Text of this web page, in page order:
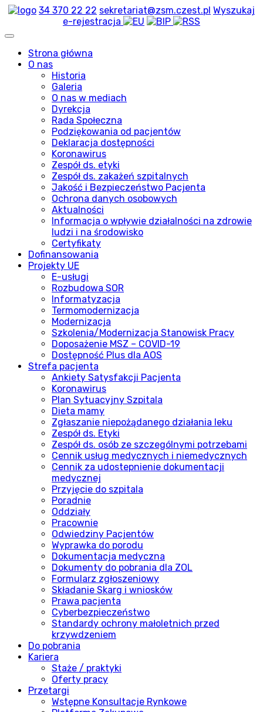
34 370 22 22 sekretariat@zsm.czest.pl Wyszukaj
e-rejestracja
Strona główna
O nas
Historia
Galeria
O nas w mediach
Dyrekcja
Rada Społeczna
Podziękowania od pacjentów
Deklaracja dostępności
Koronawirus
Zespół ds. etyki
Zespół ds. zakażeń szpitalnych
Jakość i Bezpieczeństwo Pacjenta
Ochrona danych osobowych
Aktualności
Informacja o wpływie działalności na zdrowie
ludzi i na środowisko
Certyfikaty
Dofinansowania
Projekty UE
E-usługi
Rozbudowa SOR
Informatyzacja
Termomodernizacja
Modernizacja
Szkolenia/Modernizacja Stanowisk Pracy
Doposażenie MSZ – COVID-19
Dostępność Plus dla AOS
Strefa pacjenta
Ankiety Satysfakcji Pacjenta
Koronawirus
Plan Sytuacyjny Szpitala
Dieta mamy
Zgłaszanie niepożądanego działania leku
Zespół ds. Etyki
Zespół ds. osób ze szczególnymi potrzebami
Cennik usług medycznych i niemedycznych
Cennik za udostepnienie dokumentacji
medycznej
Przyjęcie do szpitala
Poradnie
Oddziały
Pracownie
Odwiedziny Pacjentów
Wyprawka do porodu
Dokumentacja medyczna
Dokumenty do pobrania dla ZOL
Formularz zgłoszeniowy
Składanie Skarg i wniosków
Prawa pacjenta
Cyberbezpieczeństwo
Standardy ochrony małoletnich przed
krzywdzeniem
Do pobrania
Kariera
Staże / praktyki
Oferty pracy
Przetargi
Wstępne Konsultacje Rynkowe